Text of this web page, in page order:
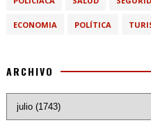
ECONOMIA POLÍTICA
ARCHIVO